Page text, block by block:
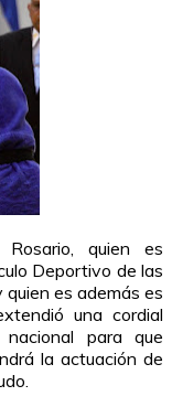
quien es
Deportivo de las
quien es además es
una cordial
para que
la actuación de